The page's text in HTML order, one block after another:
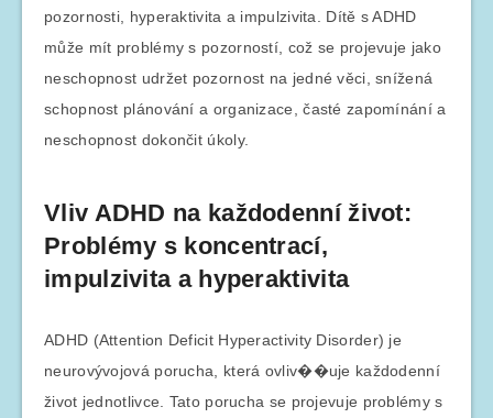
pozornosti, hyperaktivita a impulzivita. Dítě s ADHD
může mít problémy s pozorností, což se projevuje jako
neschopnost udržet pozornost na jedné věci, snížená
schopnost plánování a organizace, časté zapomínání a
neschopnost dokončit úkoly.
Vliv ADHD na každodenní život:
Problémy s koncentrací,
impulzivita a hyperaktivita
ADHD (Attention Deficit Hyperactivity Disorder) je
neurovývojová porucha, která ovliv��uje každodenní
život jednotlivce. Tato porucha se projevuje problémy s